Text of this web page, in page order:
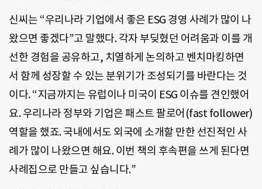
신씨는 “우리나라 기업에서 좋은 ESG 경영 사례가 많이 나
왔으면 좋겠다”고 말했다. 각자 부딪혔던 어려움과 이를 개
선한 경험을 공유하고, 치열하게 논의하고 벤치마킹하면
서 함께 성장할 수 있는 분위기가 조성되기를 바란다는 것
이다. “지금까지는 유럽이나 미국이 ESG 이슈를 견인했어
요. 우리나라 정부와 기업은 패스트 팔로어(fast follower)
역할을 했죠. 국내에서도 외국에 소개할 만한 선진적인 사
례가 많이 나왔으면 해요. 이번 책의 후속편을 쓰게 된다면
사례집으로 만들고 싶습니다.”